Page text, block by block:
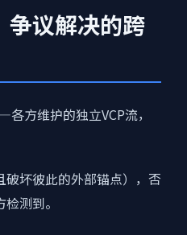
争议解决的跨
方维护的独立VCP流，
破坏彼此的外部锚点），否
测到。